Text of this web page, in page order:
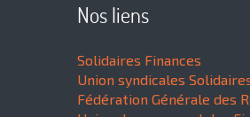
Nos liens
Solidaires Finances
Union syndicales
Fédération Générale des